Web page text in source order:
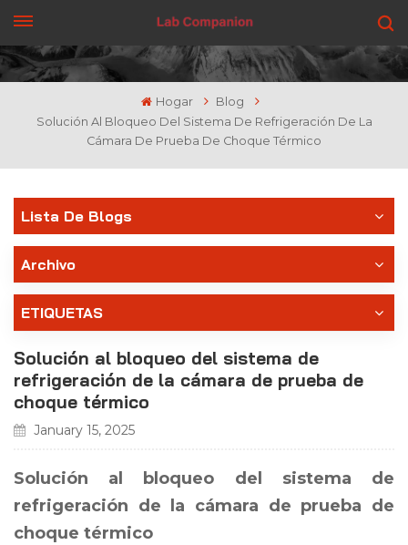
CONSIGUE UNA COTIZACIÓN
Hogar
Blog
Solución Al Bloqueo Del Sistema De Refrigeración De La
Cámara De Prueba De Choque Térmico
Lista De Blogs
Archivo
ETIQUETAS
Solución al bloqueo del sistema de
refrigeración de la cámara de prueba de
choque térmico
January 15, 2025
Solución al bloqueo del sistema de
refrigeración de la cámara de prueba de
choque térmico